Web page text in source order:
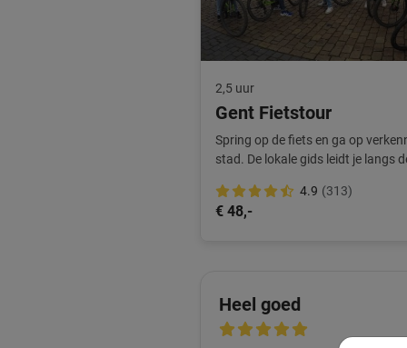
2,5 uur
Gent Fietstour
Spring op de fiets en ga op
stad. De lokale gids leidt je langs
4.9 (313)
€ 48,-
Heel goed